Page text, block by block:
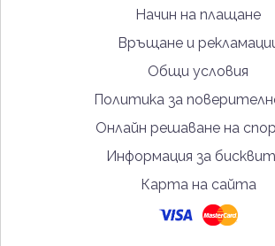
Начин на плащане
Връщане и
Общи условия
Политика за
Онлайн решаване на
Информация за
Карта на сайта